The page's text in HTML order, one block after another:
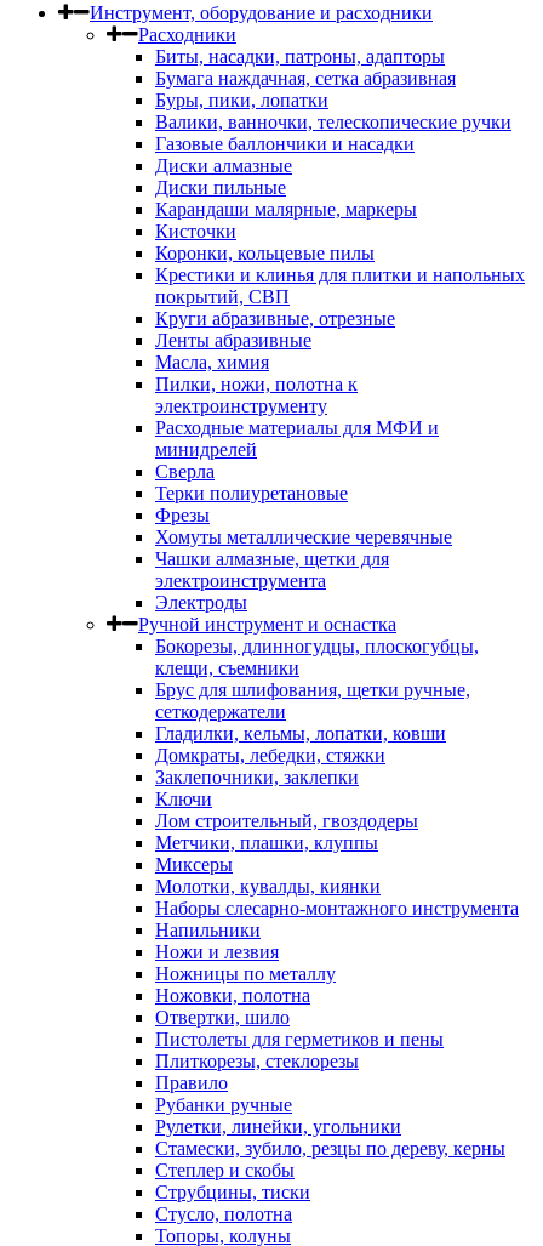
Инструмент, оборудование и расходники
Расходники
Биты, насадки, патроны, адапторы
Бумага наждачная, сетка абразивная
Буры, пики, лопатки
Валики, ванночки, телескопические ручки
Газовые баллончики и насадки
Диски алмазные
Диски пильные
Карандаши малярные, маркеры
Кисточки
Коронки, кольцевые пилы
Крестики и клинья для плитки и напольных
покрытий, СВП
Круги абразивные, отрезные
Ленты абразивные
Масла, химия
Пилки, ножи, полотна к
электроинструменту
Расходные материалы для МФИ и
минидрелей
Сверла
Терки полиуретановые
Фрезы
Хомуты металлические черевячные
Чашки алмазные, щетки для
электроинструмента
Электроды
Ручной инструмент и оснастка
Бокорезы, длинногудцы, плоскогубцы,
клещи, съемники
Брус для шлифования, щетки ручные,
сеткодержатели
Гладилки, кельмы, лопатки, ковши
Домкраты, лебедки, стяжки
Заклепочники, заклепки
Ключи
Лом строительный, гвоздодеры
Метчики, плашки, клуппы
Миксеры
Молотки, кувалды, киянки
Наборы слесарно-монтажного инструмента
Напильники
Ножи и лезвия
Ножницы по металлу
Ножовки, полотна
Отвертки, шило
Пистолеты для герметиков и пены
Плиткорезы, стеклорезы
Правило
Рубанки ручные
Рулетки, линейки, угольники
Стамески, зубило, резцы по дереву, керны
Степлер и скобы
Струбцины, тиски
Стусло, полотна
Топоры, колуны